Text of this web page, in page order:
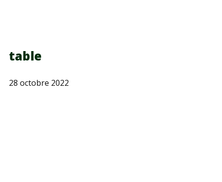
table
28 octobre 2022